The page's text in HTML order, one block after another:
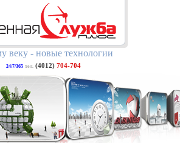
веку - новые технологии
24/7/365 тел. (4012)704-704